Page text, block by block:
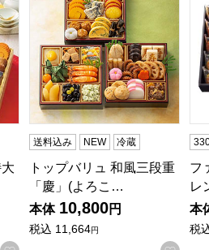
送料込み NEW 冷蔵
トップバリュ 和風三段重
「慶」(よろこ…
本体 10,800円
税込 11,664円
フ
レ
本
税